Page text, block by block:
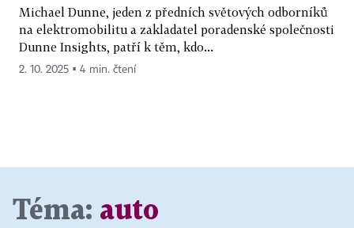
Michael Dunne, jeden z předních světových odborníků
na elektromobilitu a zakladatel poradenské společnosti
Dunne Insights, patří k těm, kdo...
2. 10. 2025 ▪ 4 min. čtení
Téma: auto